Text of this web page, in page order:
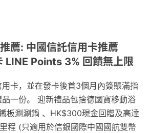
薦: 中國信託信用卡推薦
LINE Points 3% 回饋無上限
卡，並在發卡後首3個月內簽賬滿指
一份。 迎新禮品包捨德國寶移動浴
板涮涮鍋 、HK$300現金回贈及高達
程 (只適用於信銀國際中國國航雙幣